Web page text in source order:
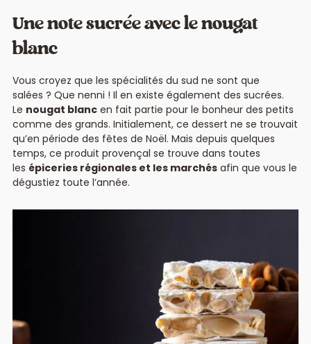
Une note sucrée avec le nougat
blanc
Vous croyez que les spécialités du sud ne sont que
salées ? Que nenni ! Il en existe également des sucrées.
Le nougat blancen fait partie pour le bonheur des petits
comme des grands. Initialement, ce dessert ne se trouvait
qu’en période des fêtes de Noël. Mais depuis quelques
temps, ce produit provençal se trouve dans toutes
les épiceries régionales et les marchésafin que vous le
dégustiez toute l’année.